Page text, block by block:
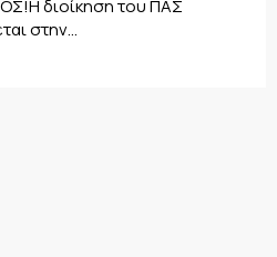
διοίκηση του ΠΑΣ
στην...